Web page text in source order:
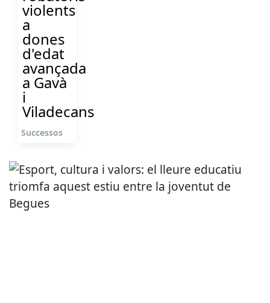
violents
a
dones
d'edat
avançada
a Gavà
i
Viladecans
Successos